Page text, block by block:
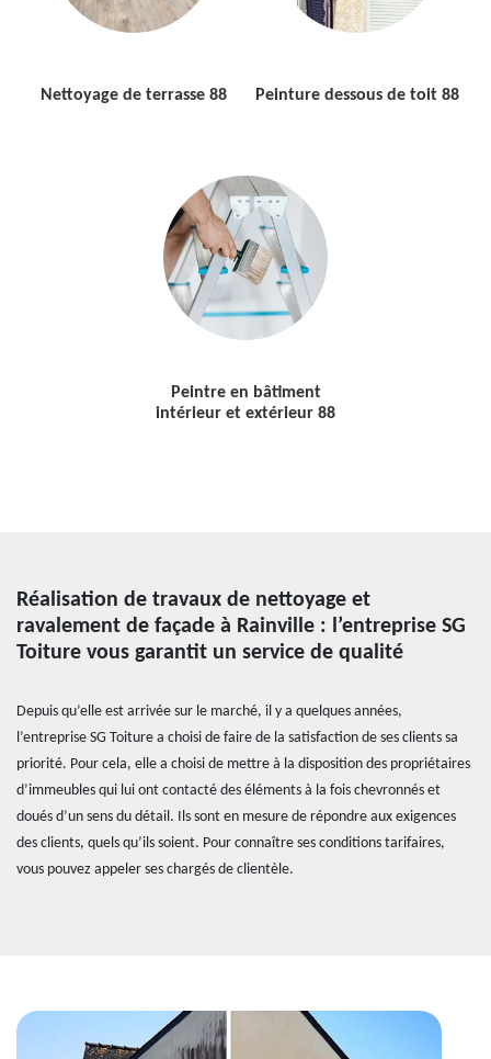
Nettoyage de terrasse 88 Peinture dessous de toit 88
Peintre en bâtiment
intérieur et extérieur 88
Réalisation de travaux de nettoyage et
ravalement de façade à Rainville : l’entreprise SG
Toiture vous garantit un service de qualité
Depuis qu’elle est arrivée sur le marché, il y a quelques années,
l’entreprise SG Toiture a choisi de faire de la satisfaction de ses clients sa
priorité. Pour cela, elle a choisi de mettre à la disposition des propriétaires
d’immeubles qui lui ont contacté des éléments à la fois chevronnés et
doués d’un sens du détail. Ils sont en mesure de répondre aux exigences
des clients, quels qu’ils soient. Pour connaître ses conditions tarifaires,
vous pouvez appeler ses chargés de clientèle.